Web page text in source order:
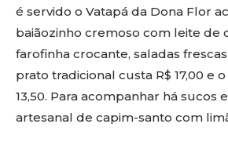
é servido o Vatapá da Dona Flor
baiãozinho cremoso com leite de
farofinha crocante, saladas
prato tradicional custa R$ 17,00 e
13,50. Para acompanhar há sucos
artesanal de capim-santo com